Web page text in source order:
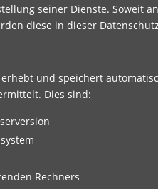
seiner Dienste. Soweit
diese in dieser
und speichert
Dies sind:
Rechners